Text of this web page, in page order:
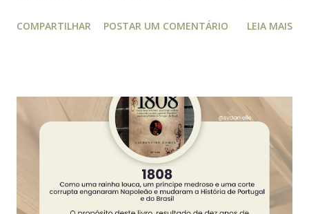
da educação estratégica e gerencial : respeito ao espaço
convivência e evita conflitos desnecessários. 2. Organize
seus alimentos em um único espaço Facilita o controle da
validade e mantém a geladeira práticas para todos. 3.
Consuma apenas o que é seu Evita mal-entendidos e
reforça a confiança entre colegas. 4. Derramou algo? Limpe
na hora Higiene imediata garante um ambiente limpo e
COMPARTILHAR POSTAR UM COMENTÁRIO LEIA MAIS